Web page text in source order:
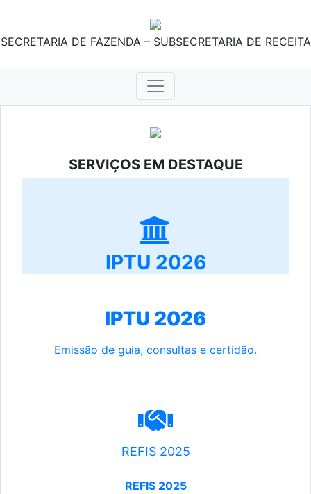
SECRETARIA DE FAZENDA – SUBSECRETARIA DE RECEITA
SERVIÇOS EM DESTAQUE
IPTU 2026
IPTU 2026
Emissão de guia, consultas e certidão.
REFIS 2025
REFIS 2025